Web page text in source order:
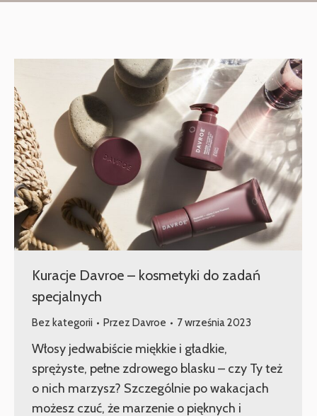
Kuracje Davroe – kosmetyki do zadań
specjalnych
Bez kategorii Przez Davroe 7 września 2023
Włosy jedwabiście miękkie i gładkie,
sprężyste, pełne zdrowego blasku – czy Ty też
o nich marzysz? Szczególnie po wakacjach
możesz czuć, że marzenie o pięknych i